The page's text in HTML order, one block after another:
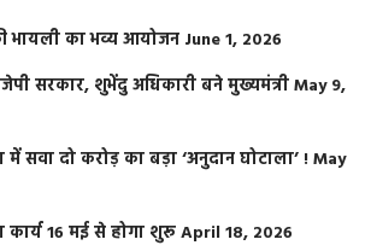
भायली का भव्य आयोजन June 1, 2026
सरकार, शुभेंदु अधिकारी बने मुख्यमंत्रीMay 9,
सवा दो करोड़ का बड़ा ‘अनुदान घोटाला’ !May
16 मई से होगा शुरूApril 18, 2026